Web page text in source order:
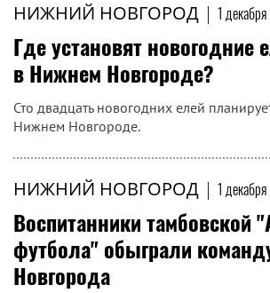
НИЖНИЙ НОВГОРОД | 1
Где установят новогодние
в Нижнем Новгороде?
Сто двадцать новогодних елей
Нижнем Новгороде.
НИЖНИЙ НОВГОРОД | 1
Воспитанники тамбовской
футбола" обыграли
Новгорода